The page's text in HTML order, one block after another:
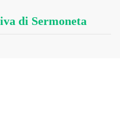
di Sermoneta